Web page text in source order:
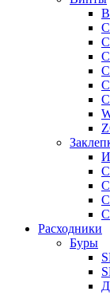
Расходники
Буры